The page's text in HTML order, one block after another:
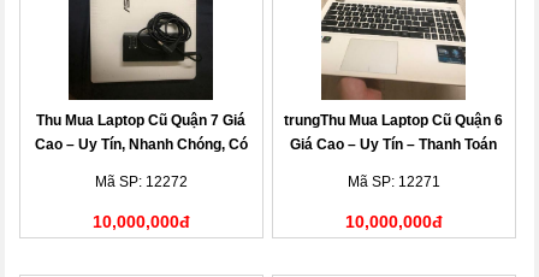
Thu Mua Laptop Cũ Quận 7 Giá
Cao – Uy Tín, Nhanh Chóng, Có
Mã SP: 12272
10,000,000đ
trungThu Mua Laptop Cũ Quận 6
Giá Cao – Uy Tín – Thanh Toán
Mã SP: 12271
10,000,000đ